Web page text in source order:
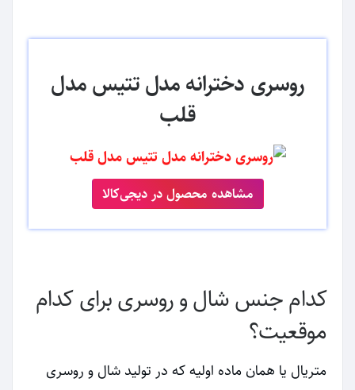
روسری دخترانه مدل تتیس مدل
قلب
مشاهده محصول در دیجی‌کالا
کدام جنس شال و روسری برای کدام
موقعیت؟
متریال یا همان ماده اولیه که در تولید شال و روسری